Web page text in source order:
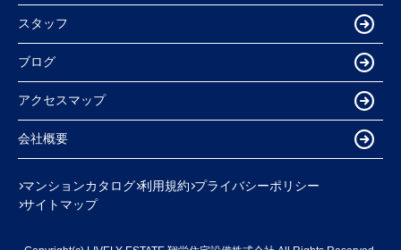
スタッフ
ブログ
アクセスマップ
会社概要
マンションカタログ 利用規約 プライバシーポリシー
サイトマップ